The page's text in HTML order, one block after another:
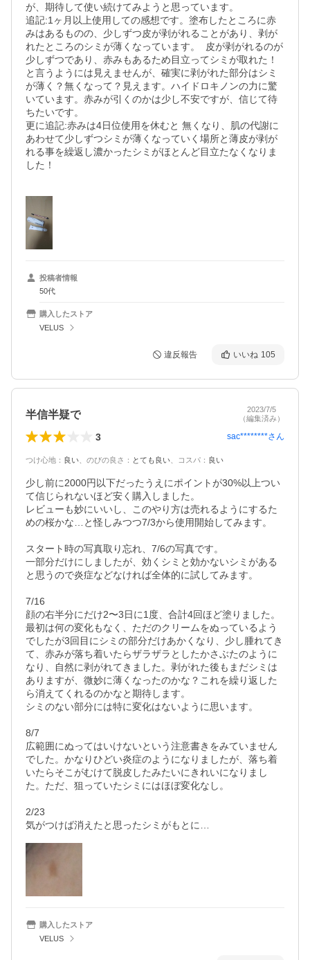
が、期待して使い続けてみようと思っています。
追記:1ヶ月以上使用しての感想です。塗布したところに赤
みはあるものの、少しずつ皮が剥がれることがあり、剥が
れたところのシミが薄くなっています。  皮が剥がれるのが
少しずつであり、赤みもあるため目立ってシミが取れた！
と言うようには見えませんが、確実に剥がれた部分はシミ
が薄く？無くなって？見えます。ハイドロキノンの力に驚
いています。赤みが引くのかは少し不安ですが、信じて待
ちたいです。
更に追記:赤みは4日位使用を休むと 無くなり、肌の代謝に
あわせて少しずつシミが薄くなっていく場所と薄皮が剥が
れる事を繰返し濃かったシミがほとんど目立たなくなりま
した！
投稿者情報
50代
購入したストア
VELUS
違反報告 いいね 105
半信半疑で
2023/7/5
（編集済み）
3 sac********さん
つけ心地 ： 良い のびの良さ ： とても良い コスパ ： 良い
少し前に2000円以下だったうえにポイントが30%以上つい
て信じられないほど安く購入しました。
レビューも妙にいいし、このやり方は売れるようにするた
めの桜かな…と怪しみつつ7/3から使用開始してみます。
スタート時の写真取り忘れ、7/6の写真です。
一部分だけにしましたが、効くシミと効かないシミがある
と思うので炎症などなければ全体的に試してみます。
7/16
顔の右半分にだけ2〜3日に1度、合計4回ほど塗りました。
最初は何の変化もなく、ただのクリームをぬっているよう
でしたが3回目にシミの部分だけあかくなり、少し腫れてき
て、赤みが落ち着いたらザラザラとしたかさぶたのように
なり、自然に剥がれてきました。剥がれた後もまだシミは
ありますが、微妙に薄くなったのかな？これを繰り返した
ら消えてくれるのかなと期待します。
シミのない部分には特に変化はないように思います。
8/7
広範囲にぬってはいけないという注意書きをみていません
でした。かなりひどい炎症のようになりましたが、落ち着
いたらそこがむけて脱皮したみたいにきれいになりまし
た。ただ、狙っていたシミにはほぼ変化なし。
2/23
気がつけば消えたと思ったシミがもとに…
購入したストア
VELUS